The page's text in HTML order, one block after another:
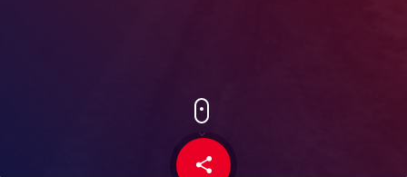
share
email